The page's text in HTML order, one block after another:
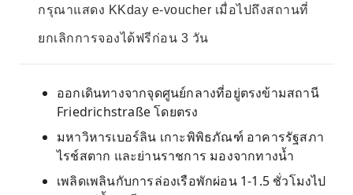
กรุณาแสดง KKday e-voucher เมื่อไปถึงสถานที่
ยกเลิกการจองได้ฟรีก่อน 3 วัน
ออกเดินทางจากจุดศูนย์กลางที่อยู่ตรงข้ามสถานี
Friedrichstraße โดยตรง
มหาวิหารเบอร์ลิน เกาะพิพิธภัณฑ์ อาคารรัฐสภา
ไรช์สตาก และย่านราชการ มองจากทางน้ำ
เพลิดเพลินกับการล่องเรือพักผ่อน 1-1.5 ชั่วโมงไป